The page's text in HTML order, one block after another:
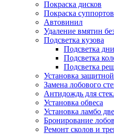
Покраска дисков
Покраска суппортов
Автовинил
Удаление вмятин
Подсветка кузова
Подсветка
Подсветка
Подсветка
Установка
Замена лобового
Антидождь для
Установка обвеса
Установка ламбо
Бронирование
Ремонт сколов и